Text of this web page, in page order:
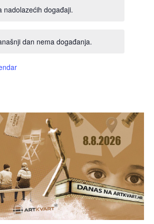
nadolazećih događaji.
dan nema događanja.